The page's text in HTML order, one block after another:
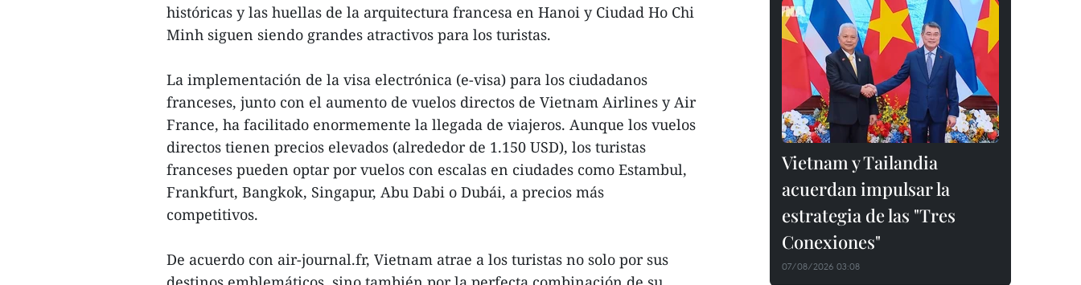
históricas y las huellas de la arquitectura francesa en Hanoi y Ciudad Ho Chi
Minh siguen siendo grandes atractivos para los turistas.
La implementación de la visa electrónica (e-visa) para los ciudadanos
franceses, junto con el aumento de vuelos directos de Vietnam Airlines y Air
France, ha facilitado enormemente la llegada de viajeros. Aunque los vuelos
directos tienen precios elevados (alrededor de 1.150 USD), los turistas
franceses pueden optar por vuelos con escalas en ciudades como Estambul,
Frankfurt, Bangkok, Singapur, Abu Dabi o Dubái, a precios más
competitivos.
De acuerdo con air-journal.fr, Vietnam atrae a los turistas no solo por sus
Vietnam y Tailandia
acuerdan impulsar la
estrategia de las "Tres
Conexiones"
07/08/2026 03:08